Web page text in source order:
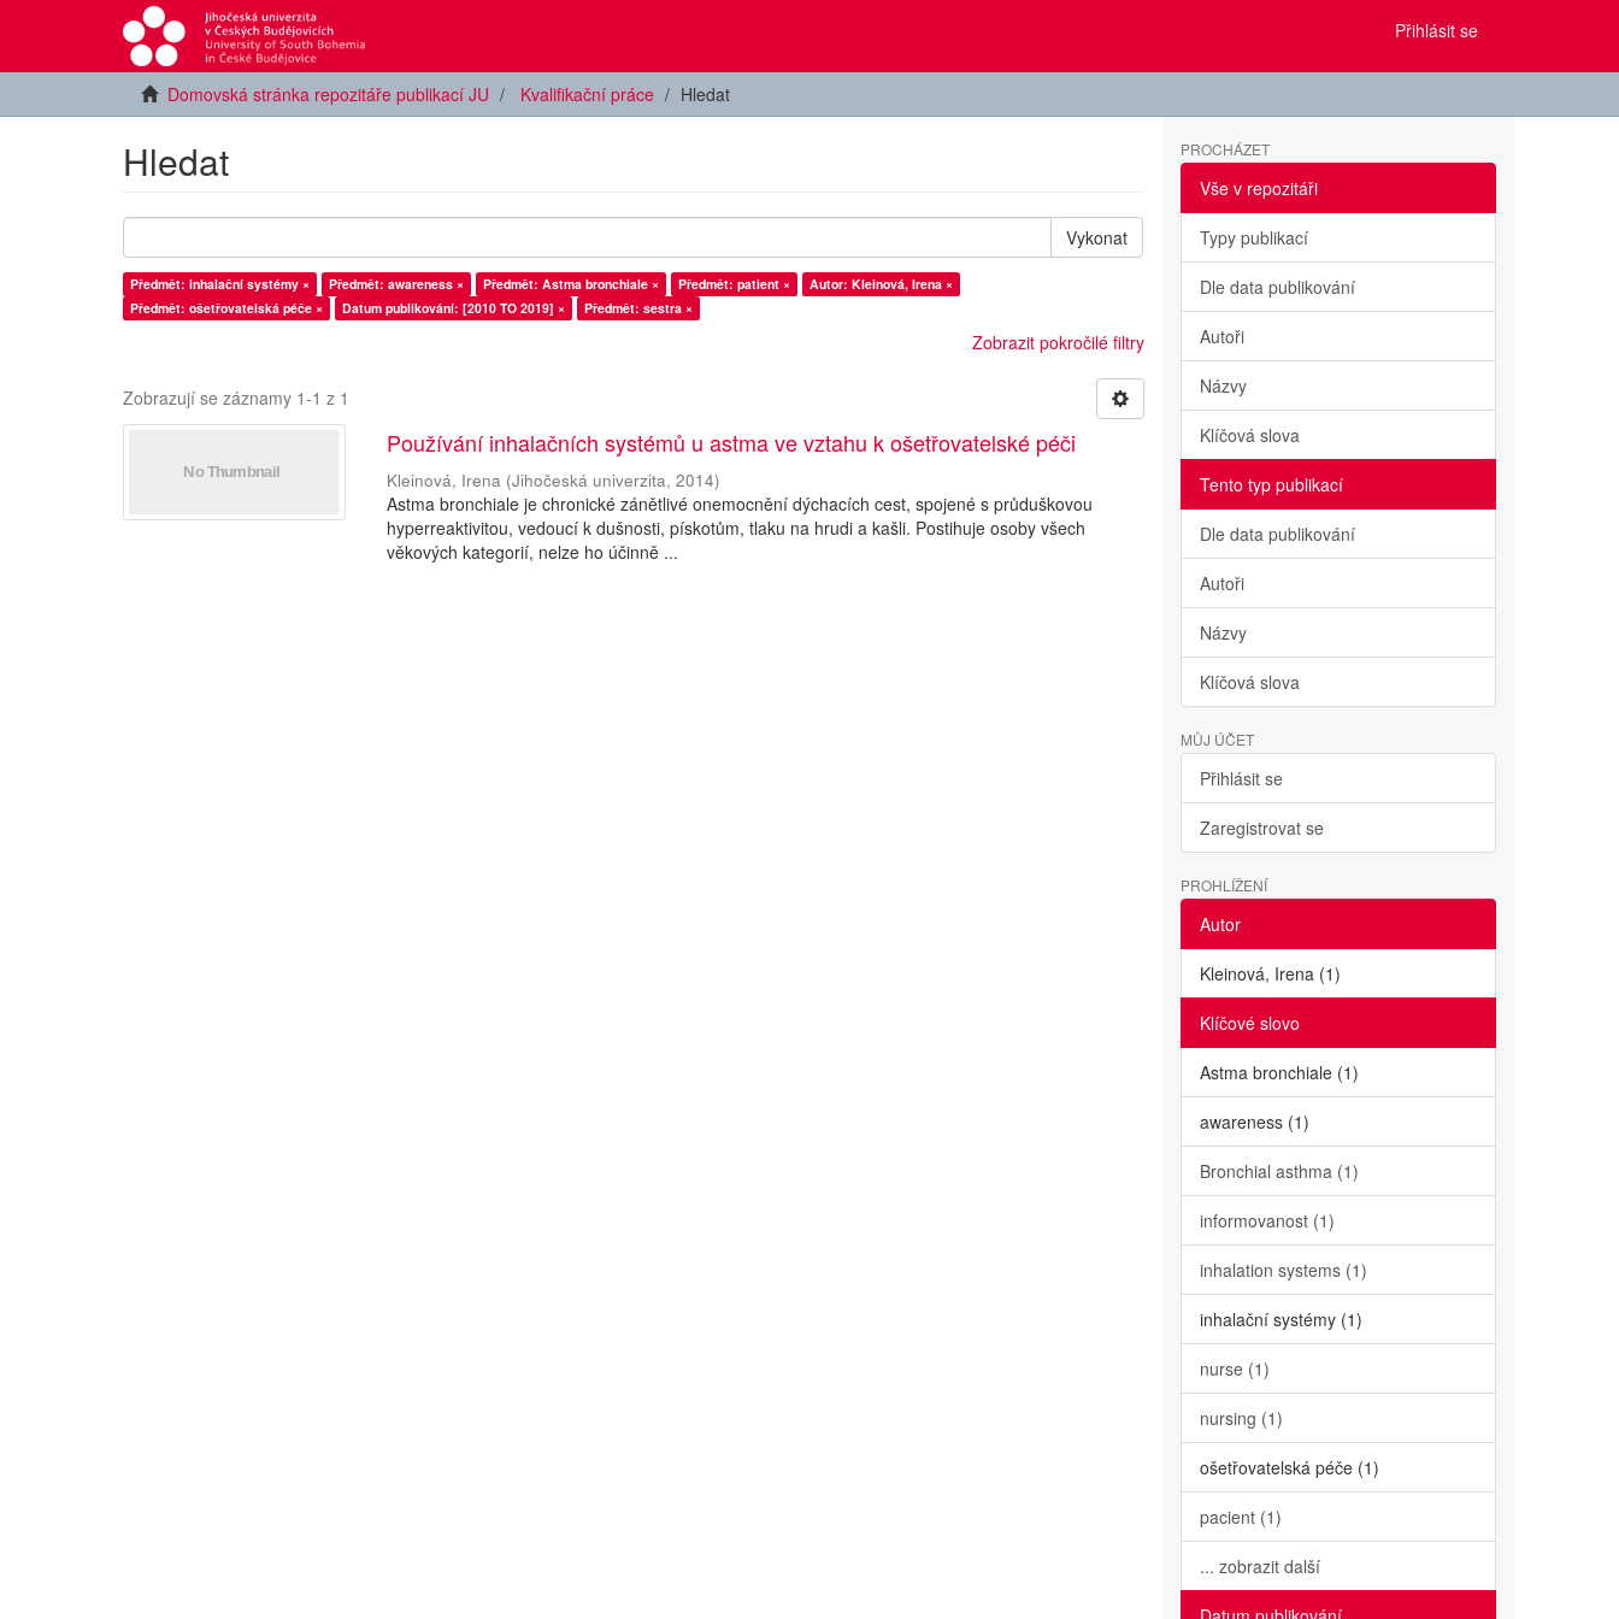
Přihlásit se
Domovská stránka repozitáře publikací JU Kvalifikační práce Hledat
Hledat
Vykonat
Předmět: inhalační systémy × Předmět: awareness × Předmět: Astma bronchiale × Předmět: patient ×
Autor: Kleinová, Irena ×
Předmět: ošetřovatelská péče ×
Datum publikování: [2010 TO 2019] × Předmět: sestra ×
Zobrazit pokročilé filtry
Zobrazují se záznamy 1-1 z 1
Používání inhalačních systémů u astma ve vztahu k ošetřovatelské péči
Kleinová, Irena (Jihočeská univerzita,2014)
Astma bronchiale je chronické zánětlivé onemocnění dýchacích cest, spojené s průduškovou
hyperreaktivitou, vedoucí k dušnosti, pískotům, tlaku na hrudi a kašli. Postihuje osoby všech
věkových kategorií, nelze ho účinně ...
PROCHÁZET
Vše v repozitáři
Typy publikací
Dle data publikování
Autoři
Názvy
Klíčová slova
Tento typ publikací
Dle data publikování
Autoři
Názvy
Klíčová slova
MŮJ ÚČET
Přihlásit se
Zaregistrovat se
PROHLÍŽENÍ
Autor
Kleinová, Irena (1)
Klíčové slovo
Astma bronchiale (1)
awareness (1)
Bronchial asthma (1)
informovanost (1)
inhalation systems (1)
inhalační systémy (1)
nurse (1)
nursing (1)
ošetřovatelská péče (1)
pacient (1)
... zobrazit další